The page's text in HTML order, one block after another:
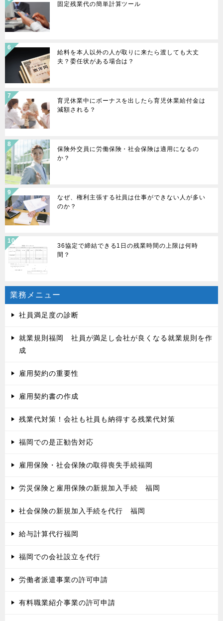
固定残業代の簡単計算ツール
給料を本人以外の人が取りに来たら渡しても大丈
夫？委任状がある場合は？
育児休業中にボーナスを出したら育児休業給付金は
減額される？
保険外交員に労働保険・社会保険は適用になるの
か？
なぜ、権利主張する社員は仕事ができない人が多い
のか？
36協定で締結できる1日の残業時間の上限は何時
間？
業務メニュー
社員満足度の診断
就業規則福岡 社員が満足し会社が良くなる就業規則を作
成
雇用契約の重要性
雇用契約書の作成
残業代対策！会社も社員も納得する残業代対策
福岡での是正勧告対応
雇用保険・社会保険の取得喪失手続福岡
労災保険と雇用保険の新規加入手続 福岡
社会保険の新規加入手続を代行 福岡
給与計算代行福岡
福岡での会社設立を代行
労働者派遣事業の許可申請
有料職業紹介事業の許可申請